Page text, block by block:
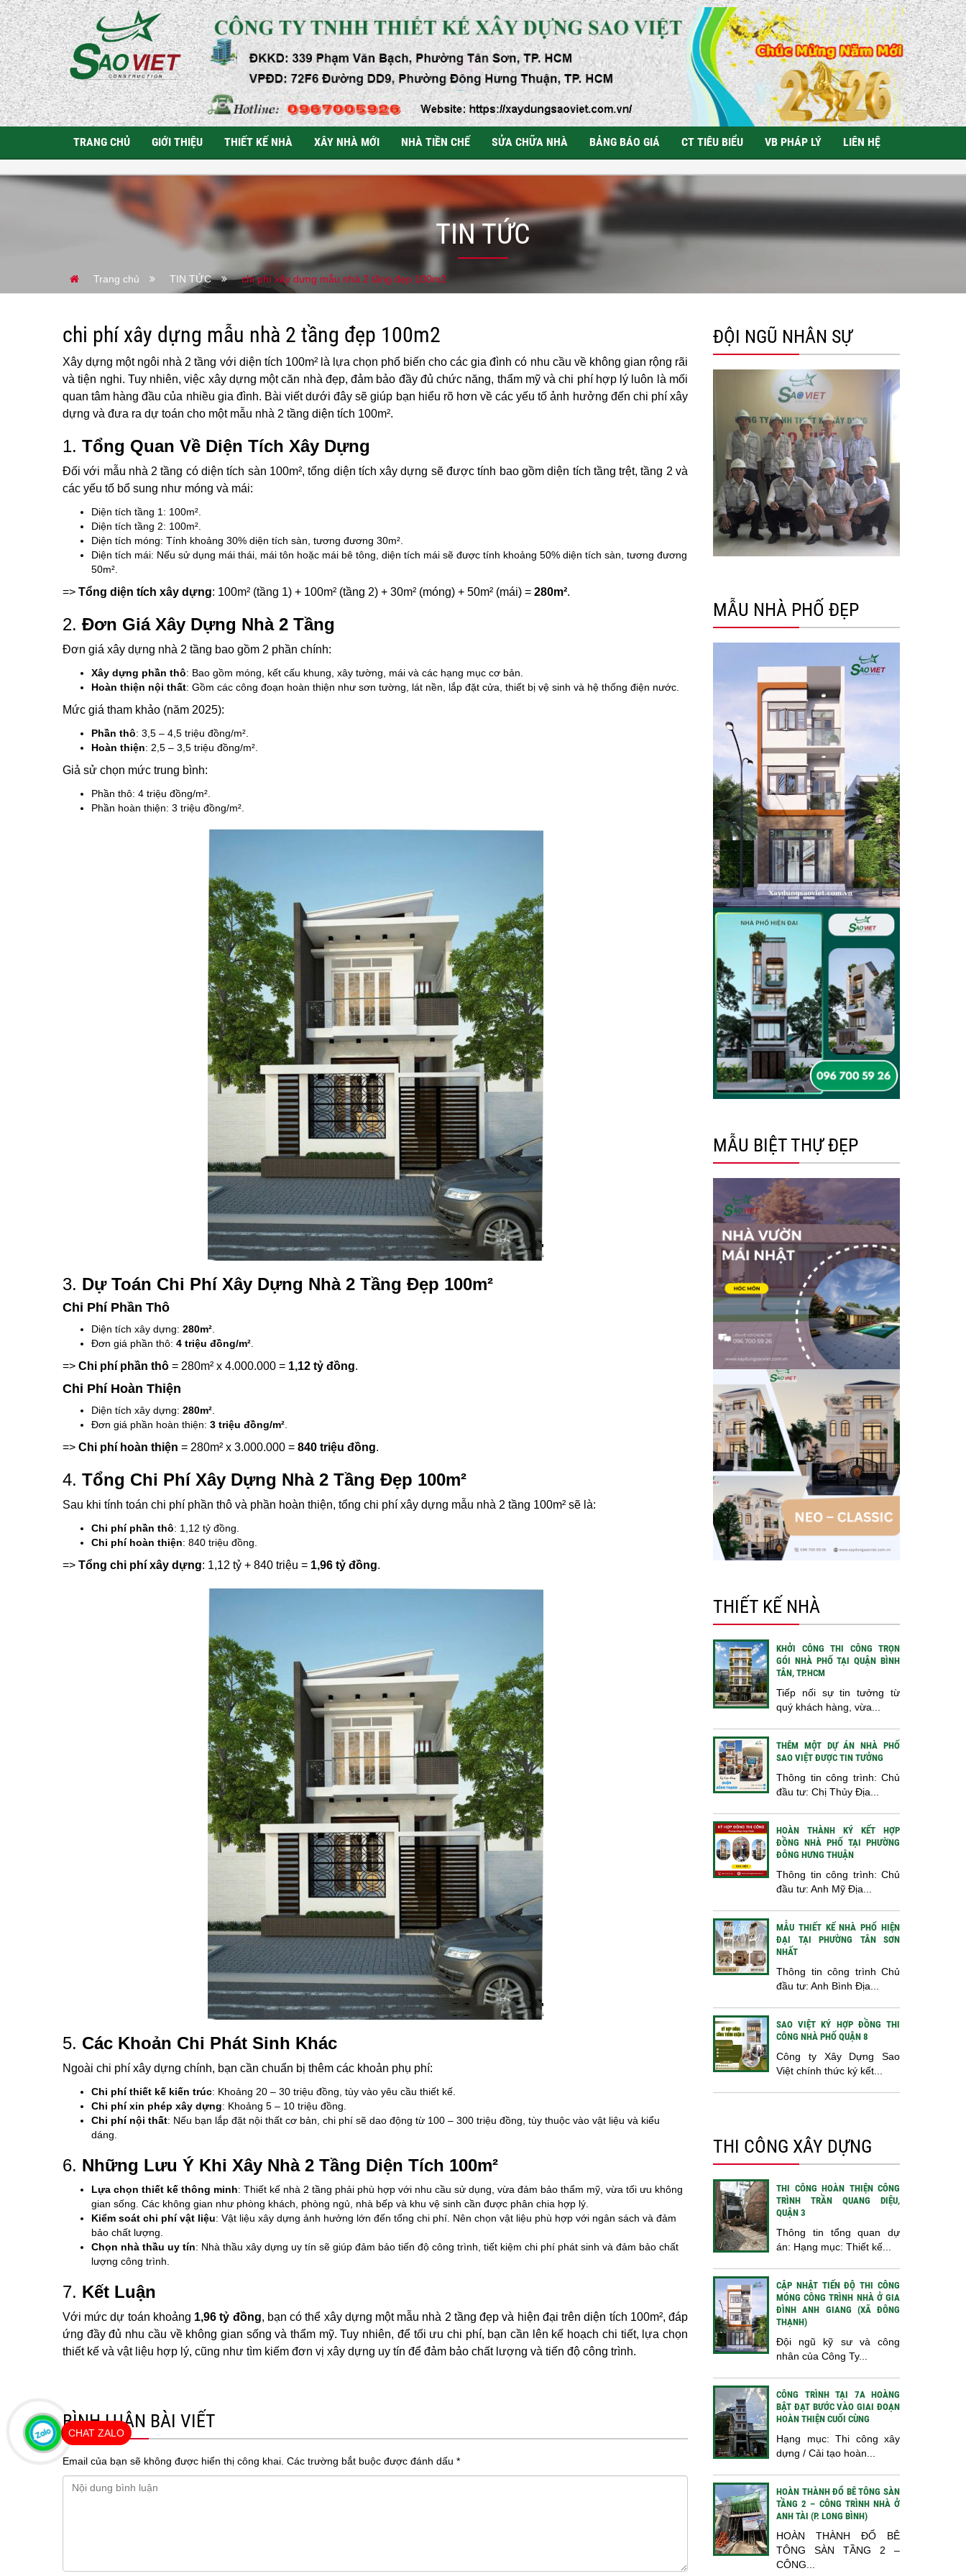
TRANG CHỦ GIỚI THIỆU THIẾT KẾ NHÀ XÂY NHÀ MỚI NHÀ TIỀN CHẾ SỬA CHỮA NHÀ BẢNG BÁO GIÁ CT TIÊU BIỂU VB PHÁP LÝ LIÊN HỆ
TIN TỨC
Trang chủ TIN TỨC chi phí xây dựng mẫu nhà 2 tầng đẹp 100m2
chi phí xây dựng mẫu nhà 2 tầng đẹp 100m2
Xây dựng một ngôi nhà 2 tầng với diện tích 100m² là lựa chọn phổ biến cho các gia đình có nhu cầu về không gian rộng rãi
và tiện nghi. Tuy nhiên, việc xây dựng một căn nhà đẹp, đảm bảo đầy đủ chức năng, thẩm mỹ và chi phí hợp lý luôn là mối
quan tâm hàng đầu của nhiều gia đình. Bài viết dưới đây sẽ giúp bạn hiểu rõ hơn về các yếu tố ảnh hưởng đến chi phí xây
dựng và đưa ra dự toán cho một mẫu nhà 2 tầng diện tích 100m².
1. Tổng Quan Về Diện Tích Xây Dựng
Đối với mẫu nhà 2 tầng có diện tích sàn 100m², tổng diện tích xây dựng sẽ được tính bao gồm diện tích tầng trệt, tầng 2 và
các yếu tố bổ sung như móng và mái:
Diện tích tầng 1: 100m².
Diện tích tầng 2: 100m².
Diện tích móng: Tính khoảng 30% diện tích sàn, tương đương 30m².
Diện tích mái: Nếu sử dụng mái thái, mái tôn hoặc mái bê tông, diện tích mái sẽ được tính khoảng 50% diện tích sàn, tương đương
50m².
=> Tổng diện tích xây dựng: 100m² (tầng 1) + 100m² (tầng 2) + 30m² (móng) + 50m² (mái) = 280m².
2. Đơn Giá Xây Dựng Nhà 2 Tầng
Đơn giá xây dựng nhà 2 tầng bao gồm 2 phần chính:
Xây dựng phần thô: Bao gồm móng, kết cấu khung, xây tường, mái và các hạng mục cơ bản.
Hoàn thiện nội thất: Gồm các công đoạn hoàn thiện như sơn tường, lát nền, lắp đặt cửa, thiết bị vệ sinh và hệ thống điện nước.
Mức giá tham khảo (năm 2025):
Phần thô: 3,5 – 4,5 triệu đồng/m².
Hoàn thiện: 2,5 – 3,5 triệu đồng/m².
Giả sử chọn mức trung bình:
Phần thô: 4 triệu đồng/m².
Phần hoàn thiện: 3 triệu đồng/m².
3. Dự Toán Chi Phí Xây Dựng Nhà 2 Tầng Đẹp 100m²
Chi Phí Phần Thô
Diện tích xây dựng: 280m²
Đơn giá phần thô: 4 triệu đồng/m²
=> Chi phí phần thô = 280m² x 4.000.000 = 1,12 tỷ đồng.
Chi Phí Hoàn Thiện
Diện tích xây dựng: 280m²
Đơn giá phần hoàn thiện: 3 triệu đồng/m²
=> Chi phí hoàn thiện = 280m² x 3.000.000 = 840 triệu đồng.
4. Tổng Chi Phí Xây Dựng Nhà 2 Tầng Đẹp 100m²
Sau khi tính toán chi phí phần thô và phần hoàn thiện, tổng chi phí xây dựng mẫu nhà 2 tầng 100m² sẽ là:
Chi phí phần thô: 1,12 tỷ đồng.
Chi phí hoàn thiện: 840 triệu đồng.
=> Tổng chi phí xây dựng: 1,12 tỷ + 840 triệu = 1,96 tỷ đồng.
5. Các Khoản Chi Phát Sinh Khác
Ngoài chi phí xây dựng chính, bạn cần chuẩn bị thêm các khoản phụ phí:
Chi phí thiết kế kiến trúc: Khoảng 20 – 30 triệu đồng, tùy vào yêu cầu thiết kế.
Chi phí xin phép xây dựng: Khoảng 5 – 10 triệu đồng.
Chi phí nội thất: Nếu bạn lắp đặt nội thất cơ bản, chi phí sẽ dao động từ 100 – 300 triệu đồng, tùy thuộc vào vật liệu và kiểu
dáng.
6. Những Lưu Ý Khi Xây Nhà 2 Tầng Diện Tích 100m²
Lựa chọn thiết kế thông minh: Thiết kế nhà 2 tầng phải phù hợp với nhu cầu sử dụng, vừa đảm bảo thẩm mỹ, vừa tối ưu không
gian sống. Các không gian như phòng khách, phòng ngủ, nhà bếp và khu vệ sinh cần được phân chia hợp lý.
Kiểm soát chi phí vật liệu: Vật liệu xây dựng ảnh hưởng lớn đến tổng chi phí. Nên chọn vật liệu phù hợp với ngân sách và đảm
bảo chất lượng.
Chọn nhà thầu uy tín: Nhà thầu xây dựng uy tín sẽ giúp đảm bảo tiến độ công trình, tiết kiệm chi phí phát sinh và đảm bảo chất
lượng công trình.
7. Kết Luận
Với mức dự toán khoảng 1,96 tỷ đồng, bạn có thể xây dựng một mẫu nhà 2 tầng đẹp và hiện đại trên diện tích 100m², đáp
ứng đầy đủ nhu cầu về không gian sống và thẩm mỹ. Tuy nhiên, để tối ưu chi phí, bạn cần lên kế hoạch chi tiết, lựa chọn
thiết kế và vật liệu hợp lý, cũng như tìm kiếm đơn vị xây dựng uy tín để đảm bảo chất lượng và tiến độ công trình.
BÌNH LUẬN BÀI VIẾT
Email của bạn sẽ không được hiển thị công khai. Các trường bắt buộc được đánh dấu *
ĐỘI NGŨ NHÂN SỰ
MẪU NHÀ PHỐ ĐẸP
MẪU BIỆT THỰ ĐẸP
THIẾT KẾ NHÀ
KHỞI CÔNG THI CÔNG TRỌN
GÓI NHÀ PHỐ TẠI QUẬN BÌNH
TÂN, TP.HCM
Tiếp nối sự tin tưởng từ
quý khách hàng, vừa...
THÊM MỘT DỰ ÁN NHÀ PHỐ
SAO VIỆT ĐƯỢC TIN TƯỞNG
Thông tin công trình: Chủ
đầu tư: Chị Thủy Địa...
HOÀN THÀNH KÝ KẾT HỢP
ĐỒNG NHÀ PHỐ TẠI PHƯỜNG
ĐÔNG HƯNG THUẬN
Thông tin công trình: Chủ
đầu tư: Anh Mỹ Địa...
MẪU THIẾT KẾ NHÀ PHỐ HIỆN
ĐẠI TẠI PHƯỜNG TÂN SƠN
NHẤT
Thông tin công trình Chủ
đầu tư: Anh Bình Địa...
SAO VIỆT KÝ HỢP ĐỒNG THI
CÔNG NHÀ PHỐ QUẬN 8
Công ty Xây Dựng Sao
Việt chính thức ký kết...
THI CÔNG XÂY DỰNG
THI CÔNG HOÀN THIỆN CÔNG
TRÌNH TRẦN QUANG DIỆU,
QUẬN 3
Thông tin tổng quan dự
án: Hạng mục: Thiết kế...
CẬP NHẬT TIẾN ĐỘ THI CÔNG
MÓNG CÔNG TRÌNH NHÀ Ở GIA
ĐÌNH ANH GIANG (XÃ ĐÔNG
THẠNH)
Đội ngũ kỹ sư và công
nhân của Công Ty...
CÔNG TRÌNH TẠI 7A HOÀNG
BẬT ĐẠT BƯỚC VÀO GIAI ĐOẠN
HOÀN THIỆN CUỐI CÙNG
Hạng mục: Thi công xây
dựng / Cải tạo hoàn...
HOÀN THÀNH ĐỔ BÊ TÔNG SÀN
TẦNG 2 – CÔNG TRÌNH NHÀ Ở
ANH TÀI (P. LONG BÌNH)
HOÀN THÀNH ĐỔ BÊ
TÔNG SÀN TẦNG 2 –
CÔNG...
CHAT ZALO